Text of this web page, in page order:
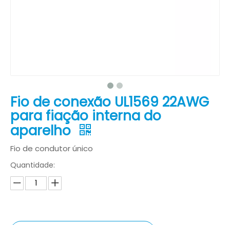
Fio de conexão UL1569 22AWG
para fiação interna do
aparelho
Fio de condutor único
Quantidade: